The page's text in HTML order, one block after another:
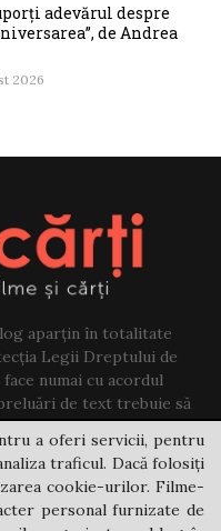
adevărul despre
de Andrea
2026
aparțin în totalitate
Legii Dreptului de
numai cu acordul
de text trebuie să
blog.
carti.ro
a oferi servicii, pentru
traficul. Dacă folosiți
cookie-urilor. Filme-
personal furnizate de